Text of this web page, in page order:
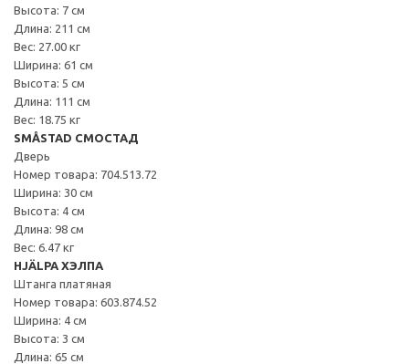
Высота: 7 см
Длина: 211 см
Вес: 27.00 кг
Ширина: 61 см
Высота: 5 см
Длина: 111 см
Вес: 18.75 кг
SMÅSTAD СМОСТАД
Дверь
Номер товара: 704.513.72
Ширина: 30 см
Высота: 4 см
Длина: 98 см
Вес: 6.47 кг
HJÄLPA ХЭЛПА
Штанга платяная
Номер товара: 603.874.52
Ширина: 4 см
Высота: 3 см
Длина: 65 см